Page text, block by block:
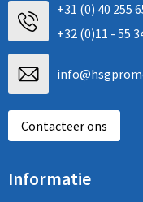
+31 (0) 40 255
+32 (0)11 - 55
Contacteer ons
Informatie